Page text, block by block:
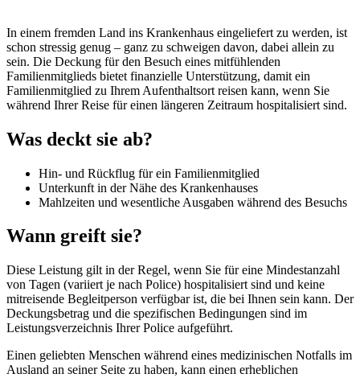
In einem fremden Land ins Krankenhaus eingeliefert zu werden, ist
schon stressig genug – ganz zu schweigen davon, dabei allein zu
sein. Die Deckung für den Besuch eines mitfühlenden
Familienmitglieds bietet finanzielle Unterstützung, damit ein
Familienmitglied zu Ihrem Aufenthaltsort reisen kann, wenn Sie
während Ihrer Reise für einen längeren Zeitraum hospitalisiert sind.
Was deckt sie ab?
Hin- und Rückflug für ein Familienmitglied
Unterkunft in der Nähe des Krankenhauses
Mahlzeiten und wesentliche Ausgaben während des Besuchs
Wann greift sie?
Diese Leistung gilt in der Regel, wenn Sie für eine Mindestanzahl
von Tagen (variiert je nach Police) hospitalisiert sind und keine
mitreisende Begleitperson verfügbar ist, die bei Ihnen sein kann. Der
Deckungsbetrag und die spezifischen Bedingungen sind im
Leistungsverzeichnis Ihrer Police aufgeführt.
Einen geliebten Menschen während eines medizinischen Notfalls im
Ausland an seiner Seite zu haben, kann einen erheblichen